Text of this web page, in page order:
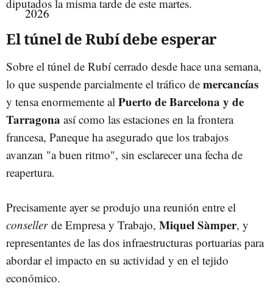
diputados la misma tarde de este martes.
El túnel de Rubí debe esperar
Sobre el túnel de Rubí cerrado desde hace una semana,
lo que suspende parcialmente el tráfico de mercancías
y tensa enormemente al Puerto de Barcelona y de
Tarragona así como las estaciones en la frontera
francesa, Paneque ha asegurado que los trabajos
avanzan "a buen ritmo", sin esclarecer una fecha de
reapertura.
Precisamente ayer se produjo una reunión entre el
conseller de Empresa y Trabajo, Miquel Sàmper, y
representantes de las dos infraestructuras portuarias para
abordar el impacto en su actividad y en el tejido
económico.